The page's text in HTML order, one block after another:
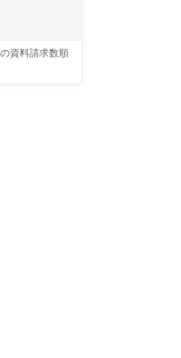
資料請求数順